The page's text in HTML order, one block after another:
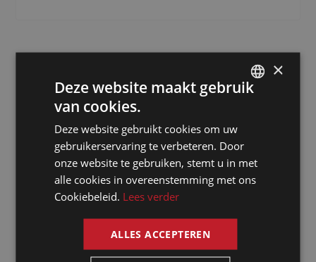
Doe beroep op
een erkende
notulist in
Neurenberg
Presence is al meer
FRENCH
×
Deze website maakt gebruik
van cookies.
Deze website gebruikt cookies om uw
gebruikerservaring te verbeteren. Door
onze website te gebruiken, stemt u in met
alle cookies in overeenstemming met ons
Cookiebeleid. Lees verder
ALLES ACCEPTEREN